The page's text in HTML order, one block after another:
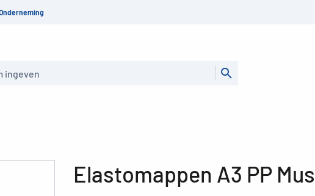
Elastomappen A3 PP